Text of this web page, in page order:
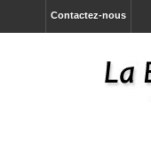
Contactez-nous